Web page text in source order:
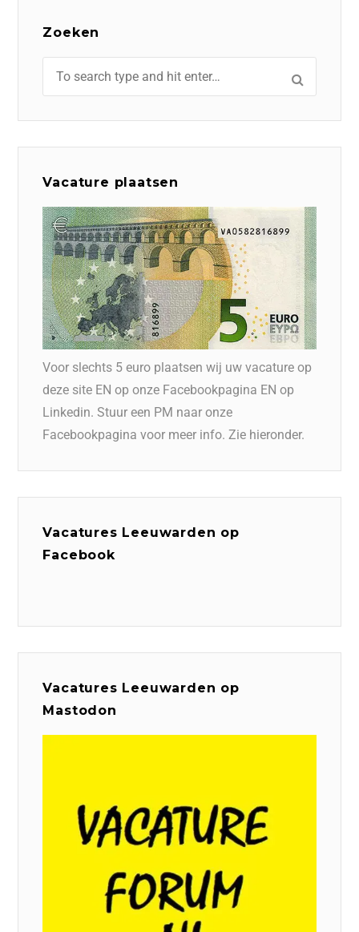
Zoeken
Vacature plaatsen
Voor slechts 5 euro plaatsen wij uw vacature op
deze site EN op onze Facebookpagina EN op
Linkedin. Stuur een PM naar onze
Facebookpagina voor meer info. Zie hieronder.
Vacatures Leeuwarden op
Facebook
Vacatures Leeuwarden op
Mastodon